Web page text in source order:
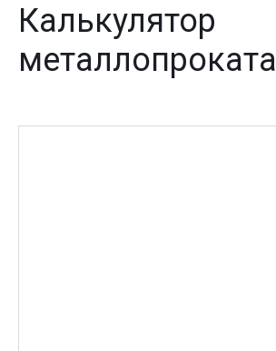
Калькулятор
металлопроката